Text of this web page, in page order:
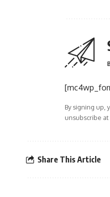
By signing up,
unsubscribe at
Share This Article